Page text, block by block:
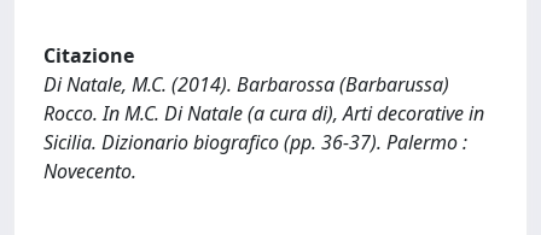
Citazione
Di Natale, M.C. (2014). Barbarossa (Barbarussa)
Rocco. In M.C. Di Natale (a cura di), Arti decorative in
Sicilia. Dizionario biografico (pp. 36-37). Palermo :
Novecento.